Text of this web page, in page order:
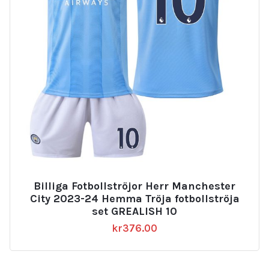
Billiga Fotbollströjor Herr Manchester
City 2023-24 Hemma Tröja fotbollströja
set GREALISH 10
kr376.00